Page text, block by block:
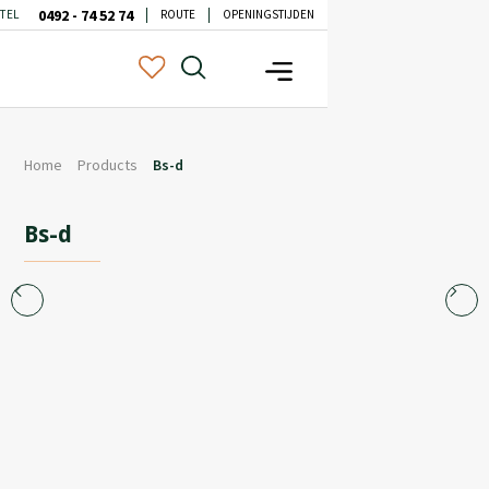
TEL 0492 - 74 52 74 ROUTE OPENINGSTIJDEN
Home Products Bs-d
Bs-d